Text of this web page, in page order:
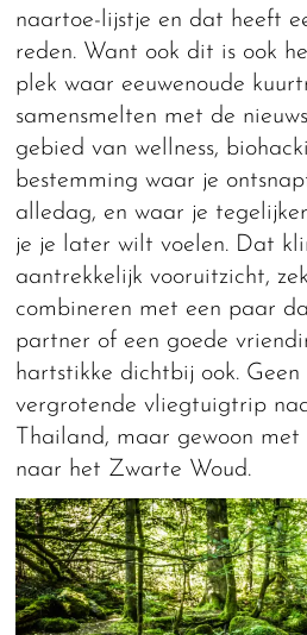
naartoe-lijstje en dat heeft
reden. Want ook dit is ook
plek waar eeuwenoude
samensmelten met de
gebied van wellness,
bestemming waar je
alledag, en waar je
je je later wilt voelen. Dat
aantrekkelijk vooruitzicht,
combineren met een paar
partner of een goede
hartstikke dichtbij ook. Geen
vergrotende vliegtuigtrip
Thailand, maar gewoon
naar het Zwarte Woud.